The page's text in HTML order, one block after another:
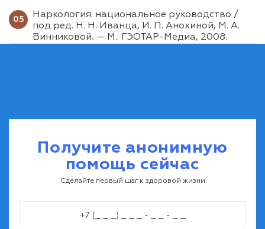
Наркология: национальное руководство /
под ред. Н. Н. Иванца, И. П. Анохиной, М. А.
Винниковой. — М.: ГЭОТАР-Медиа, 2008.
Получите анонимную
помощь сейчас
Сделайте первый шаг к здоровой жизни